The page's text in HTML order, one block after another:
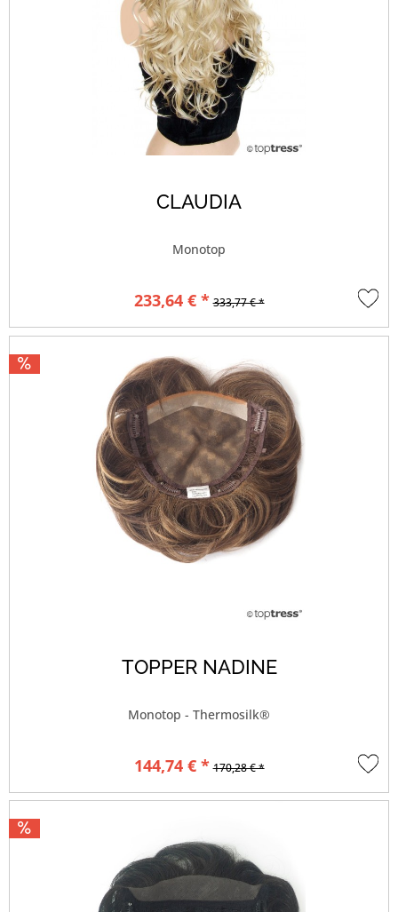
CLAUDIA
Monotop
233,64 € * 333,77 € *
TOPPER NADINE
Monotop - Thermosilk®
144,74 € * 170,28 € *